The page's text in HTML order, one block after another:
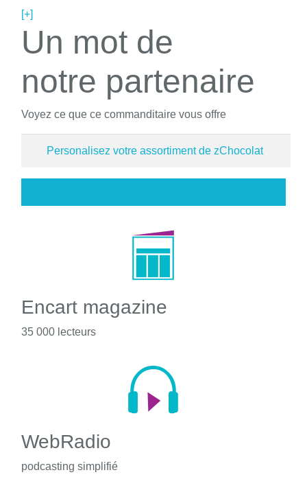
[+]
Un mot de
notre partenaire
Voyez ce que ce commanditaire vous offre
Personalisez votre assortiment de zChocolat
Encart magazine
35 000 lecteurs
WebRadio
podcasting simplifié